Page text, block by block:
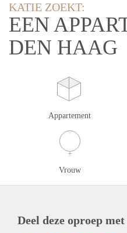
KATIE ZOEKT:
EEN
DEN HAAG
Appartement
Vrouw
Deel deze oproep